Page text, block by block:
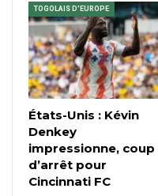
TOGOLAIS D'EUROPE
États-Unis : Kévin
Denkey
impressionne, coup
d’arrêt pour
Cincinnati FC